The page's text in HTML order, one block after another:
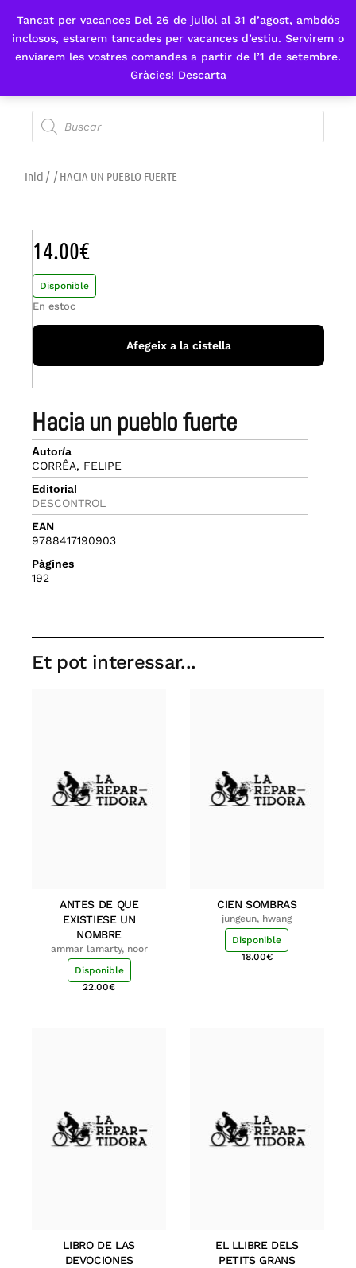
Tancat per vacances Del 26 de juliol al 31 d’agost, ambdós
inclosos, estarem tancades per vacances d’estiu. Servirem o
enviarem les vostres comandes a partir de l’1 de setembre.
Gràcies! Descarta
Fes-te'n sòcia
Inici / / HACIA UN PUEBLO FUERTE
hacia un pueblo fuerte
Autor/a
CORRÊA, FELIPE
Editorial
DESCONTROL
EAN
9788417190903
Pàgines
192
14.00€
Disponible
En estoc
Afegeix a la cistella
Et pot interessar...
ANTES DE QUE
EXISTIESE UN
NOMBRE
ammar lamarty, noor
Disponible
22.00€
CIEN SOMBRAS
jungeun, hwang
Disponible
18.00€
LIBRO DE LAS
DEVOCIONES
EL LLIBRE DELS
PETITS GRANS